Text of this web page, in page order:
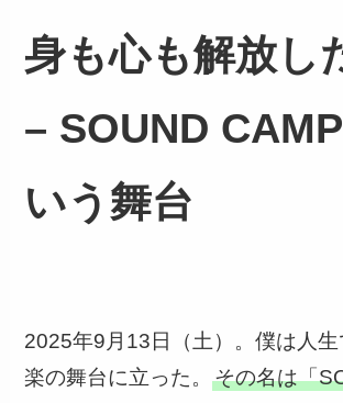
身も心も解放し
– SOUND
いう舞台
2025年9月13日（土）。僕は人
楽の舞台に立った。その名は「